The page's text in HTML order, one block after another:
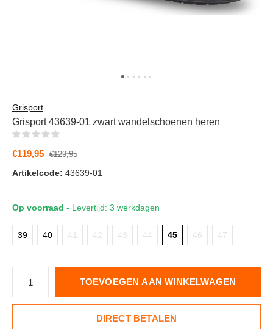
Grisport
Grisport 43639-01 zwart wandelschoenen heren
€119,95 €129,95
Artikelcode: 43639-01
Op voorraad - Levertijd: 3 werkdagen
39 40 41 42 43 44 45 46 47
TOEVOEGEN AAN WINKELWAGEN
DIRECT BETALEN